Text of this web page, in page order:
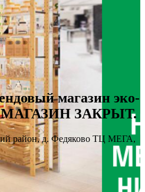
магазин эко-
МАГАЗИН ЗАКРЫТ.
район, д. Федяково ТЦ МЕГА,